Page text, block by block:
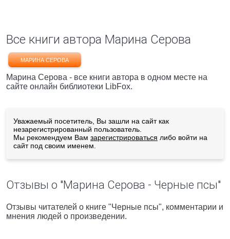
Все книги автора Марина Серова
МАРИНА СЕРОВА
Марина Серова - все книги автора в одном месте на
сайте онлайн библиотеки LibFox.
Уважаемый посетитель, Вы зашли на сайт как
незарегистрированный пользователь.
Мы рекомендуем Вам зарегистрироваться либо войти на
сайт под своим именем.
Отзывы о "Марина Серова - Черные псы"
Отзывы читателей о книге "Черные псы", комментарии и
мнения людей о произведении.